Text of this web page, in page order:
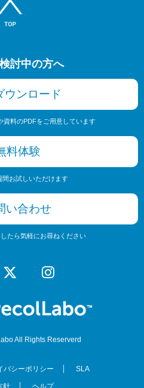
討中の方へ
ンロード
資料のPDFをご用意しています
料体験
間お試しいただけます
い合わせ
たら気軽にお尋ねください
All Rights Reserverd
バシーポリシー SLA
針 ヘルプ